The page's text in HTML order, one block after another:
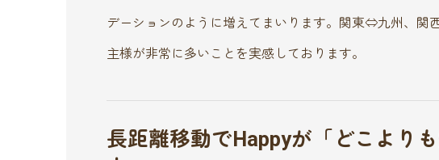
デーションのように増えてまいります。関東⇔九州、関
主様が非常に多いことを実感しております。
長距離移動でHappyが「どこより